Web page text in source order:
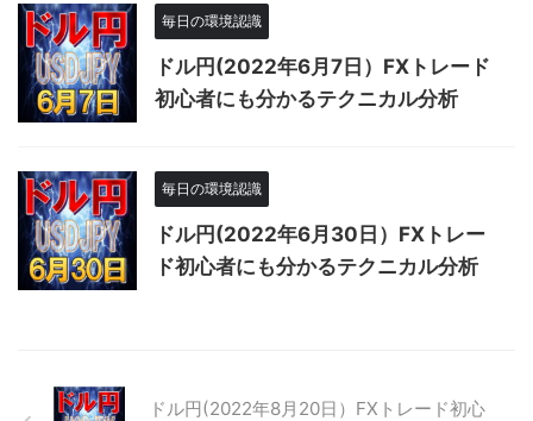
毎日の環境認識
ドル円(2022年6月7日）FXトレード
初心者にも分かるテクニカル分析
毎日の環境認識
ドル円(2022年6月30日）FXトレー
ド初心者にも分かるテクニカル分析
ドル円(2022年8月20日）FXトレード初心